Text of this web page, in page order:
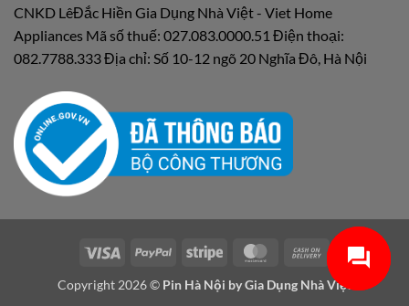
CNKD LêĐắc Hiền Gia Dụng Nhà Việt - Viet Home
Appliances Mã số thuế: 027.083.0000.51 Điện thoại:
082.7788.333 Địa chỉ: Số 10-12 ngõ 20 Nghĩa Đô, Hà Nội
Visa PayPal Stripe MasterCardCash
On
Delivery
Copyright 2026 © Pin Hà Nội byGia Dụng Nhà Việt